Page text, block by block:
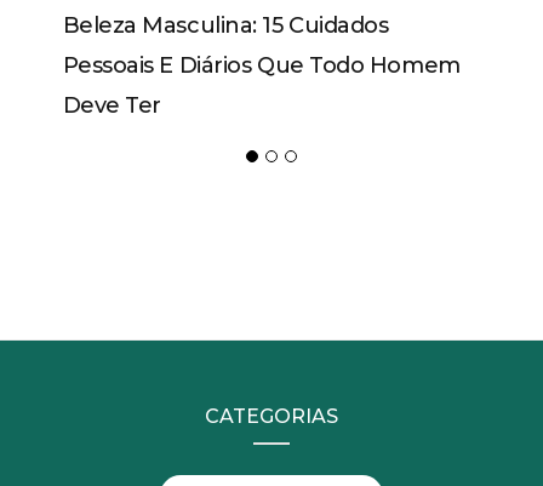
Beleza Masculina: 15 Cuidados
Pessoais E Diários Que Todo Homem
Deve Ter
CATEGORIAS